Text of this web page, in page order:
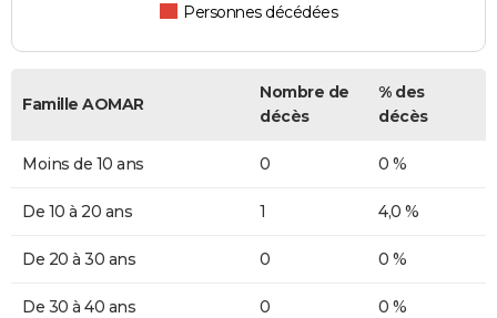
Personnes décédées
Famille AOMAR
Nombre de
décès
% des
décès
Moins de 10 ans 0 0 %
De 10 à 20 ans 1 4,0 %
De 20 à 30 ans 0 0 %
De 30 à 40 ans 0 0 %